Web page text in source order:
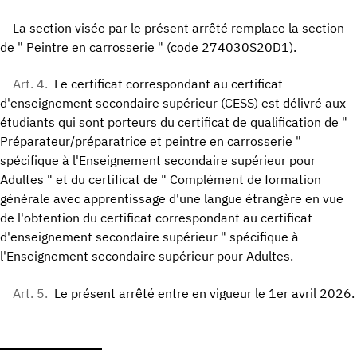
La section visée par le présent arrêté remplace la section
de " Peintre en carrosserie " (code 274030S20D1).
Art. 4. Le certificat correspondant au certificat
d'enseignement secondaire supérieur (CESS) est délivré aux
étudiants qui sont porteurs du certificat de qualification de "
Préparateur/préparatrice et peintre en carrosserie "
spécifique à l'Enseignement secondaire supérieur pour
Adultes " et du certificat de " Complément de formation
générale avec apprentissage d'une langue étrangère en vue
de l'obtention du certificat correspondant au certificat
d'enseignement secondaire supérieur " spécifique à
l'Enseignement secondaire supérieur pour Adultes.
Art. 5. Le présent arrêté entre en vigueur le 1er avril 2026.